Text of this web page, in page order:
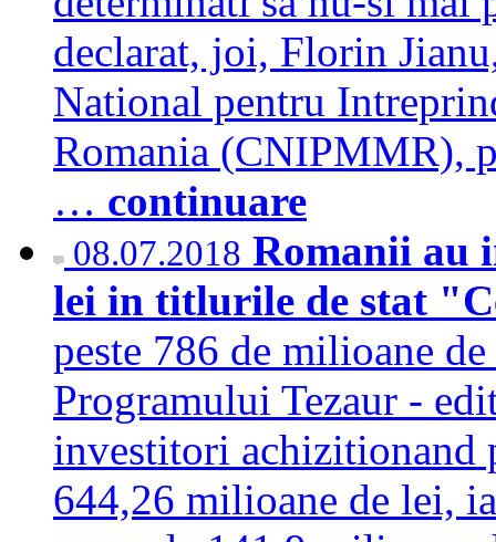
declarat, joi, Florin
National pentru
Romania (CNIPMMR),
… continuare
08.07.2018 Romanii au
lei in titlurile de stat
peste 786 de milioane
Programului Tezaur -
investitori
644,26 milioane de lei,